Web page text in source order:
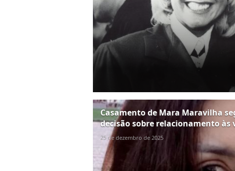
Casamento de Mara Maravilha
decisão sobre relacionamento às
25 de dezembro de 2025